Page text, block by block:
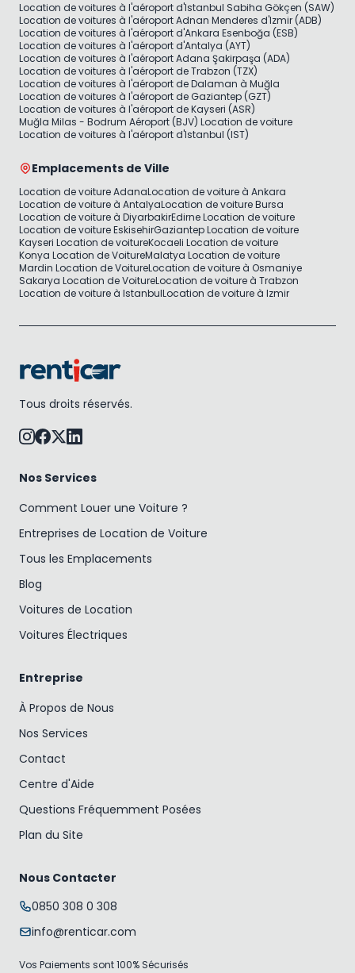
Location de voitures à l'aéroport d'Istanbul Sabiha Gökçen (SAW)
Location de voitures à l'aéroport Adnan Menderes d'Izmir (ADB)
Location de voitures à l'aéroport d'Ankara Esenboğa (ESB)
Location de voitures à l'aéroport d'Antalya (AYT)
Location de voitures à l'aéroport Adana Şakirpaşa (ADA)
Location de voitures à l'aéroport de Trabzon (TZX)
Location de voitures à l'aéroport de Dalaman à Muğla
Location de voitures à l'aéroport de Gaziantep (GZT)
Location de voitures à l'aéroport de Kayseri (ASR)
Muğla Milas - Bodrum Aéroport (BJV) Location de voiture
Location de voitures à l'aéroport d'Istanbul (IST)
Emplacements de Ville
Location de voiture AdanaLocation de voiture à Ankara
Location de voiture à AntalyaLocation de voiture Bursa
Location de voiture à DiyarbakirEdirne Location de voiture
Location de voiture EskisehirGaziantep Location de voiture
Kayseri Location de voitureKocaeli Location de voiture
Konya Location de VoitureMalatya Location de voiture
Mardin Location de VoitureLocation de voiture à Osmaniye
Sakarya Location de VoitureLocation de voiture à Trabzon
Location de voiture à IstanbulLocation de voiture à Izmir
Tous droits réservés.
Nos Services
Comment Louer une Voiture ?
Entreprises de Location de Voiture
Tous les Emplacements
Blog
Voitures de Location
Voitures Électriques
Entreprise
À Propos de Nous
Nos Services
Contact
Centre d'Aide
Questions Fréquemment Posées
Plan du Site
Nous Contacter
0850 308 0 308
info@renticar.com
Vos Paiements sont 100% Sécurisés